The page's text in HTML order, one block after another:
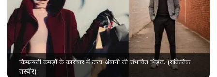
किफायती कपड़ों के कारोबार में टाटा-अंबानी की संभावित भिड़ंत. (सांकेतिक
तस्वीर)